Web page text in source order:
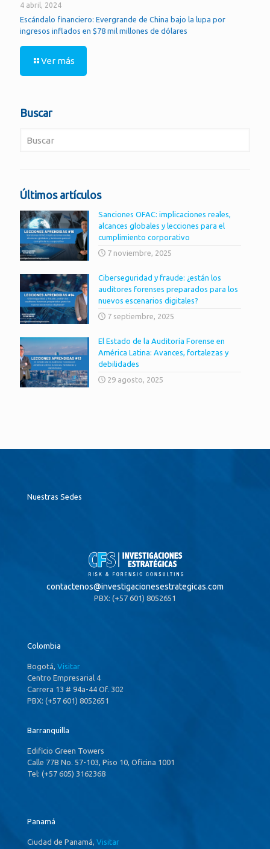
4 abril, 2024
Escándalo financiero: Evergrande de China bajo la lupa por
ingresos inflados en $78 mil millones de dólares
Ver más
Buscar
Últimos artículos
Sanciones OFAC: implicaciones reales,
alcances globales y lecciones para el
cumplimiento corporativo
7 noviembre, 2025
Ciberseguridad y fraude: ¿están los
auditores forenses preparados para los
nuevos escenarios digitales?
7 septiembre, 2025
El Estado de la Auditoría Forense en
América Latina: Avances, fortalezas y
debilidades
29 agosto, 2025
Nuestras Sedes
contactenos@investigacionesestrategicas.com
PBX: (+57 601) 8052651
Colombia
Bogotá, Visitar
Centro Empresarial 4
Carrera 13 # 94a-44 Of. 302
PBX: (+57 601) 8052651
Barranquilla
Edificio Green Towers
Calle 77B No. 57-103, Piso 10, Oficina 1001
Tel: (+57 605) 3162368
Panamá
Ciudad de Panamá, Visitar